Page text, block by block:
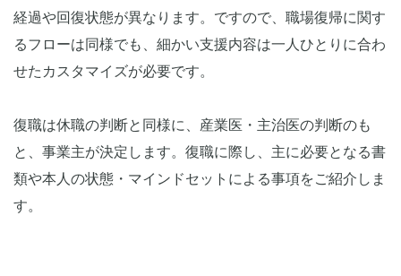
経過や回復状態が異なります。ですので、職場復帰に関す
るフローは同様でも、細かい支援内容は一人ひとりに合わ
せたカスタマイズが必要です。
復職は休職の判断と同様に、産業医・主治医の判断のも
と、事業主が決定します。復職に際し、主に必要となる書
類や本人の状態・マインドセットによる事項をご紹介しま
す。